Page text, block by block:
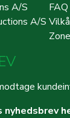
A/S
A/S
FAQ